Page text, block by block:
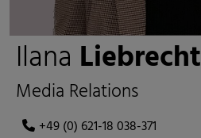
Ilana Liebrecht
Media Relations
+49 (0) 621-18 038-371